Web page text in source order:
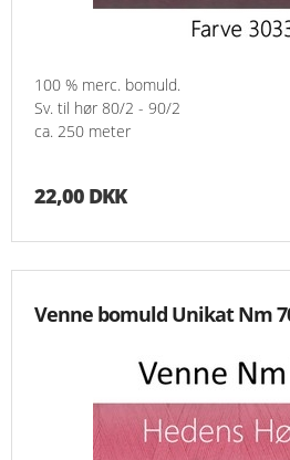
100 % merc. bomuld.
Sv. til hør 80/2 - 90/2
ca. 250 meter
22,00 DKK
Venne bomuld Unikat Nm